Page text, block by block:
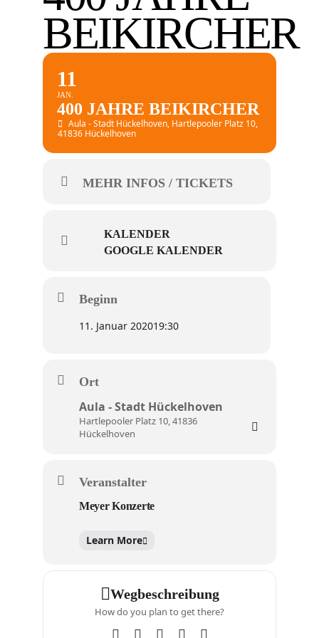
BEIKIRCHER
11
JAN.
400 JAHRE BEIKIRCHER
Aula - Stadt Hückelhoven, Hartlepooler Platz 10,
41836 Hückelhoven
MEHR INFOS / TICKETS
KALENDER
GOOGLE KALENDER
Beginn
11. Januar 202019:30
Ort
Aula - Stadt Hückelhoven
Hartlepooler Platz 10, 41836
Hückelhoven
Veranstalter
Meyer Konzerte
Learn More
Wegbeschreibung
How do you plan to get there?